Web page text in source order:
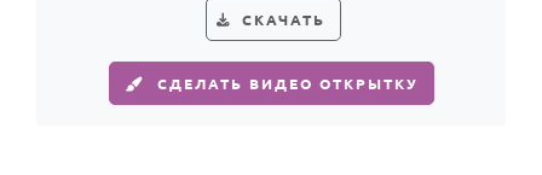
СКАЧАТЬ
СДЕЛАТЬ ВИДЕО ОТКРЫТКУ